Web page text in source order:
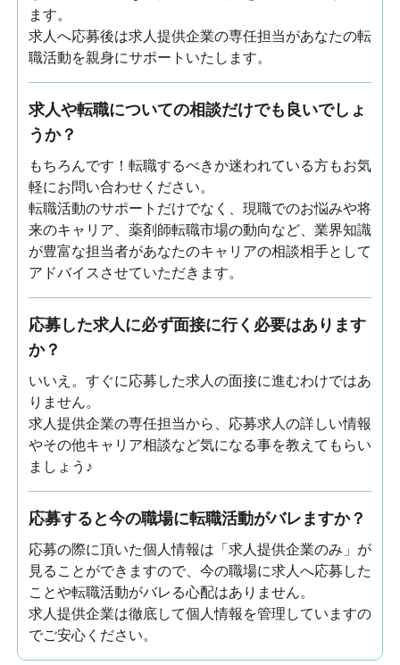
ます。
求人へ応募後は求人提供企業の専任担当があなたの転
職活動を親身にサポートいたします。
求人や転職についての相談だけでも良いでしょ
うか？
もちろんです！転職するべきか迷われている方もお気
軽にお問い合わせください。
転職活動のサポートだけでなく、現職でのお悩みや将
来のキャリア、薬剤師転職市場の動向など、業界知識
が豊富な担当者があなたのキャリアの相談相手として
アドバイスさせていただきます。
応募した求人に必ず面接に行く必要はあります
か？
いいえ。すぐに応募した求人の面接に進むわけではあ
りません。
求人提供企業の専任担当から、応募求人の詳しい情報
やその他キャリア相談など気になる事を教えてもらい
ましょう♪
応募すると今の職場に転職活動がバレますか？
応募の際に頂いた個人情報は「求人提供企業のみ」が
見ることができますので、今の職場に求人へ応募した
ことや転職活動がバレる心配はありません。
求人提供企業は徹底して個人情報を管理していますの
でご安心ください。